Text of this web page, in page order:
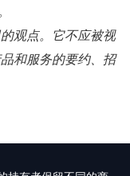
观点。它不应被视
和服务的要约、招